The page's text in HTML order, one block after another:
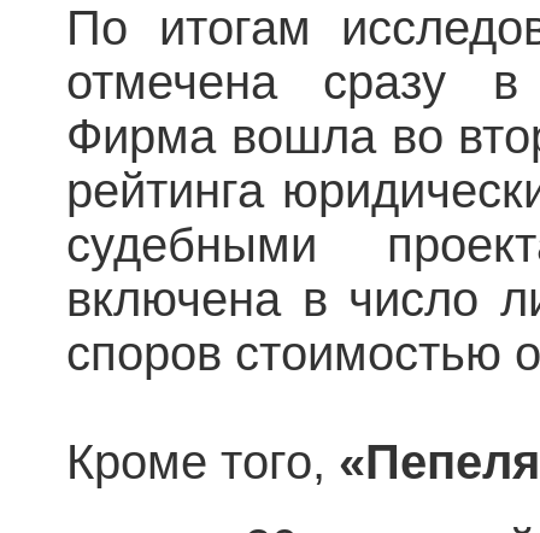
По итогам
отмечена сразу в
Фирма вошла во
рейтинга
судебными
включена в число
споров стоимостью
Кроме того,